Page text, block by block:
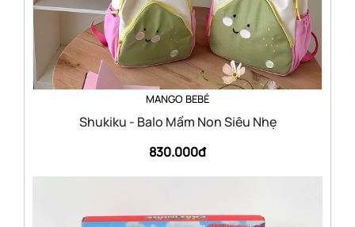
MANGO BEBÉ
Shukiku - Balo Mầm Non Siêu Nhẹ
830.000đ